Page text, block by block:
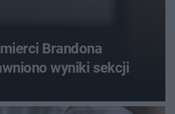
Brandona
wyniki sekcji